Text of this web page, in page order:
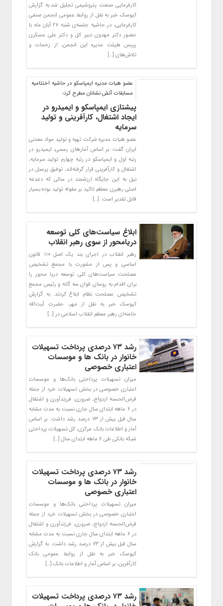
کارفرمایی صنعت پتروشیمی تجلیل شد.به گزارش
کیوسک خبر به نقل از روابط عمومی انجمن صنفی
کارفرمایی، در حاشیه جلسه‌ی شنبه ۲۷ آبان ماه با
حضور دکتر مهدوی دبیر کل و دکتر علی عسکری
رییس هیئت مدیره این انجمن، از زحمات و
تلاش‌های […]
عضو هیات مدیره ایمپاسکو در حاشیه اختتامیه
مسابقات آتش نشانان مطرح کرد؛
پیشتازی ایمپاسکو و ایمیدرو در
ایجاد اشتغال، کارآفرینی و تولید
سرمایه
عضو هیات مدیره شرکت تهیه و تولید مواد معدنی
ایران گفت: بر اساس آمارهای رسمی، ایمیدرو در
رتبه اول و ایمپاسکو در رتبه چهارم تولید سرمایه،
اشتغال و کارآفرینی قرار گرفته‌اند، توفیق پرسنل در
نیل به این جایگاه ارزشمند در سالی که دغدغه
اصلی رهبری معظم تاکید بر مقوله تولید بوده بسیار
قابل تقدیر است. […]
ابلاغ سیاست‌های کلی توسعه
دریامحور از سوی رهبر انقلاب
رهبر انقلاب در اجرای بند یک اصل ۱۱۰ قانون
اساسی و پس از مشورت با مجمع تشخیص
مصلحت سیاست‌های کلی توسعه دریا محور را
برای اقدام به روسای قوای سه گانه و رئیس مجمع
تشخیص مصلحت نظام ابلاغ کردند. به گزارش
کیوسک خبر به نقل از مهر، حضرت آیت‌الله
خامنه‌ای رهبر معظم انقلاب اسلامی در […]
رشد ۷۳ درصدی پرداخت تسهیلات
خانوار در بانک ها و موسسات
اعتباری خصوصی
میزان تسهیلات پرداختی بانک‌ها و موسسات
اعتباری خصوصی در بخش تسهیلات خرد از جمله
قرض‌الحسنه ازدواج، ضروری، فرزندآوری و اشتغال
در ۶ ماهه ابتدای سال جاری نسبت به مدت مشابه
سال قبل بیش از ۷۳ درصد رشد داشت. بر اساس
آمار و اطلاعات بانک مرکزی، کل تسهیلات پرداختی
شبکه بانکی طی ۶ ماهه ابتدای سال […]
رشد ۷۳ درصدی پرداخت تسهیلات
خانوار در بانک ها و موسسات
اعتباری خصوصی
میزان تسهیلات پرداختی بانک‌ها و موسسات
اعتباری خصوصی در بخش تسهیلات خرد از جمله
قرض‌الحسنه ازدواج، ضروری، فرزندآوری و اشتغال
در ۶ ماهه ابتدای سال جاری نسبت به مدت مشابه
سال قبل بیش از ۷۳ درصد رشد داشت. به گزارش
کیوسک خبر به نقل از روابط عمومی بانک
کارآفرین، بر اساس آمار و اطلاعات بانک […]
رشد ۷۳ درصدی پرداخت تسهیلات